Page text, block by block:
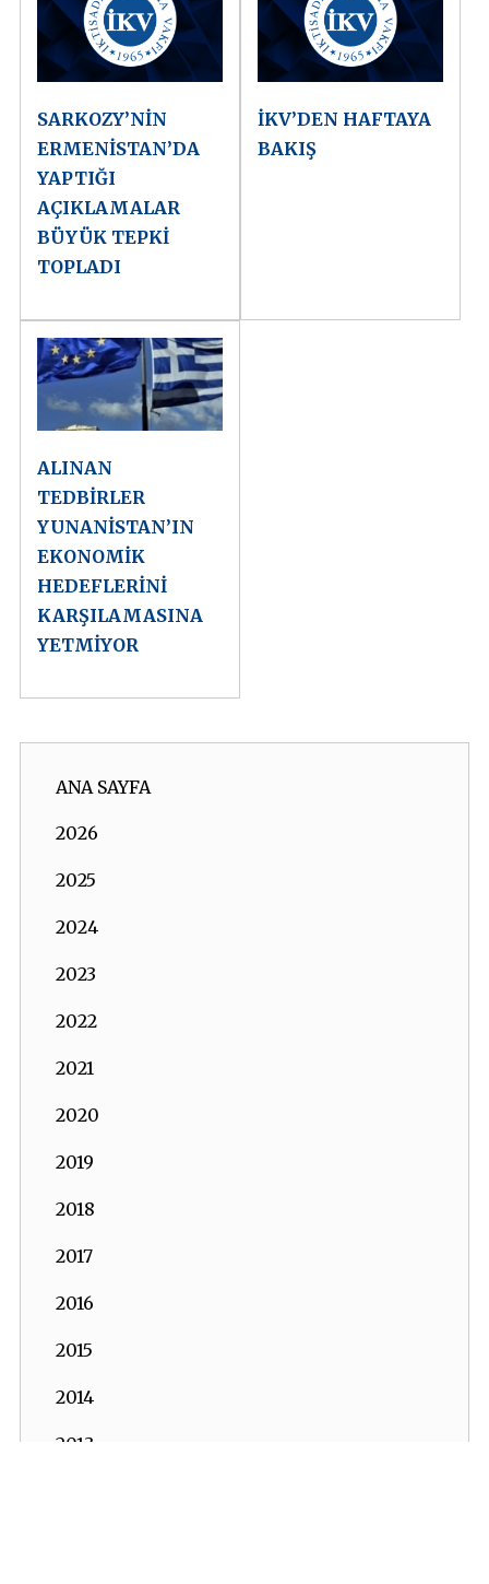
SARKOZY’NİN
ERMENİSTAN’DA
YAPTIĞI
AÇIKLAMALAR
BÜYÜK TEPKİ
TOPLADI
İKV’DEN HAFTAYA
BAKIŞ
ALINAN
TEDBİRLER
YUNANİSTAN’IN
EKONOMİK
HEDEFLERİNİ
KARŞILAMASINA
YETMİYOR
ANA SAYFA
2026
2025
2024
2023
2022
2021
2020
2019
2018
2017
2016
2015
2014
2013